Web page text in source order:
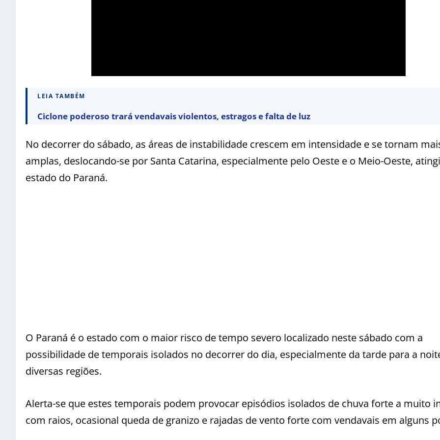
LEIA TAMBÉM
Ciclone poderoso trará vendavais violentos, estragos e falta de luz
No decorrer do sábado, as áreas de instabilidade crescem em intensidade e se tornam
amplas, deslocando-se por Santa Catarina, especialmente pelo Oeste e o Meio-Oeste,
estado do Paraná.
O Paraná é o estado com o maior risco de tempo severo localizado neste sábado com a
possibilidade de temporais isolados no decorrer do dia, especialmente da tarde para a
diversas regiões.
Alerta-se que estes temporais podem provocar episódios isolados de chuva forte a muito
com raios, ocasional queda de granizo e rajadas de vento forte com vendavais em alguns